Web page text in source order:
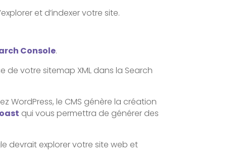
et d’indexer votre site.
Console.
de votre sitemap XML dans la Search
WordPress, le CMS génère la création
qui vous permettra de générer des
devrait explorer votre site web et